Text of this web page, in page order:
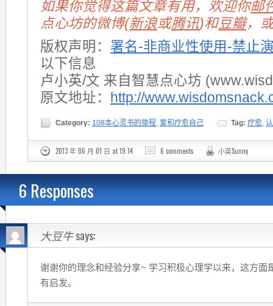
如果你觉得这篇文章有用，欢迎你邮
点心坊的微博(新浪或腾讯)和豆瓣，
版权声明： 署名-非商业性使用-禁止
以下信息
卢小英/文 来自智慧点心坊
原文地址：
http://
Category: 108本心灵书的旅程, 爱和疗愈自己 Tag: 疗愈,
2013 年 06 月 01 日 at 19:14 6 comments 小英Sunny
6 Responses
大豆牛says:
谢谢你的理念和经验分享~ 学习积极心理学以来，这方面
有启发。